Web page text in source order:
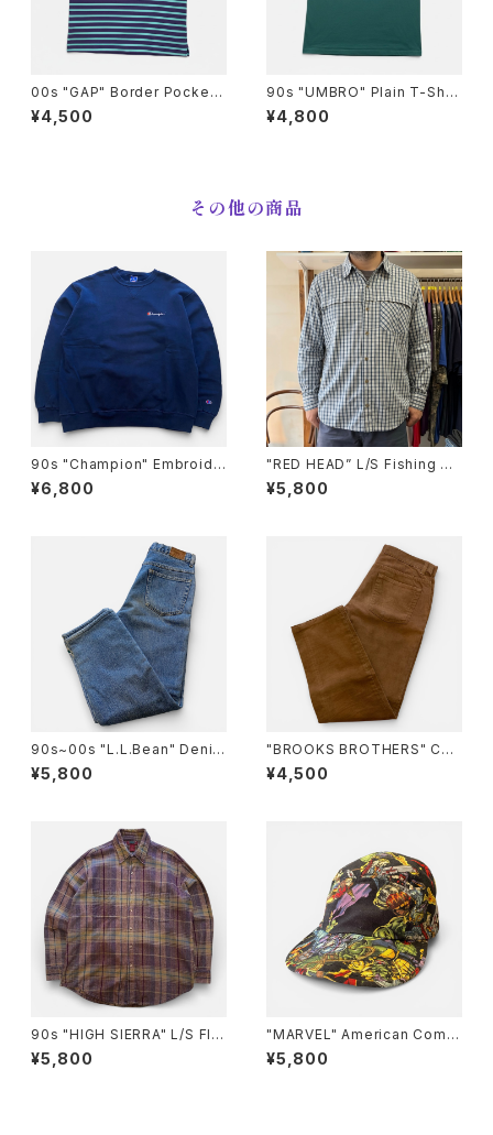
00s "GAP" Border Pocket
T-Shirts ギャップ ボーダー ポ
ケットTシャツ [L]
¥4,500
90s "UMBRO" Plain T-Shirt
アンブロ 無地Tシャツ [S]
¥4,800
その他の商品
90s "Champion" Embroide
red Logo Sweat チャンピオ
ン スウェット[XXXL]
¥6,800
"RED HEAD” L/S Fishing Sh
irt レッドヘッド フィッシングシャ
ツ [L]
¥5,800
90s~00s "L.L.Bean" Denim
Pants エルエルビーン フリース
ライナー デニム [29]
¥5,800
"BROOKS BROTHERS" Cor
duroy Pants ブルックスブラザ
ーズ コーデュロイパンツ [32]
¥4,500
90s "HIGH SIERRA" L/S Fla
nnel Check Shirt ハイシエラ
フランネル チェックシャツ [L]
¥5,800
"MARVEL" American Comic
s CAP マーベル コミックス キ
ャップ
¥5,800